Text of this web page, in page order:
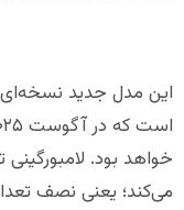
این مدل جدید